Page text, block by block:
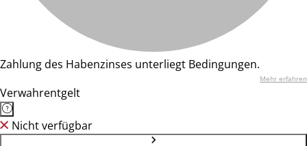
Zahlung des Habenzinses unterliegt Bedingungen.
Mehr erfahren
Verwahrentgelt
Nicht verfügbar